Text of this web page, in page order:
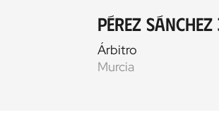
Pérez
Árbitro
Murcia